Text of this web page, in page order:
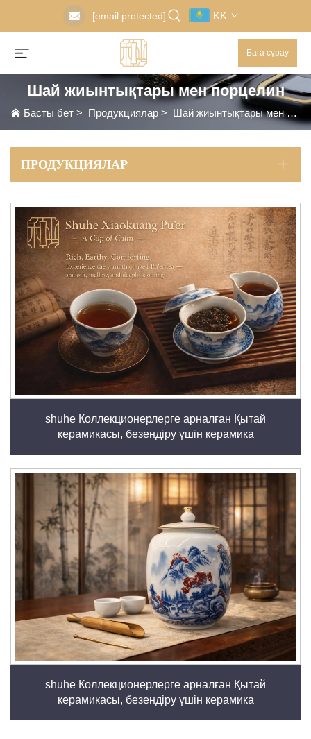
[email protected] KK
Баға сұрау
Шай жиынтықтары мен порцелин
Басты бет > Продукциялар > Шай жиынтықтары мен порцелин
ПРОДУКЦИЯЛАР
shuhe Коллекционерлерге арналған Қытай
керамикасы, безендіру үшін керамика
shuhe Коллекционерлерге арналған Қытай
керамикасы, безендіру үшін керамика